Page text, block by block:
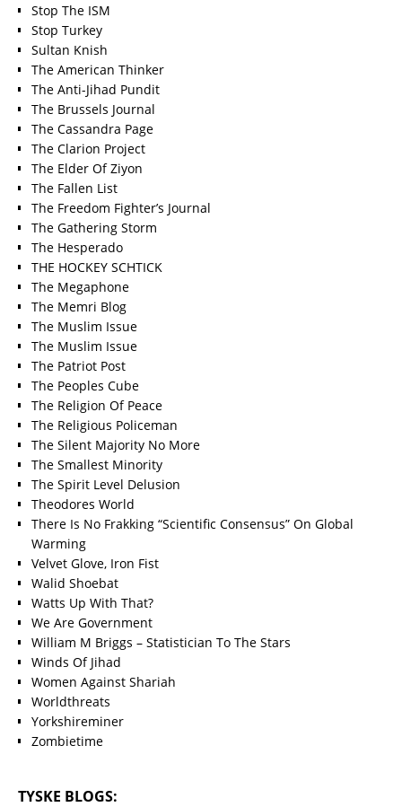
Stop The ISM
Stop Turkey
Sultan Knish
The American Thinker
The Anti-Jihad Pundit
The Brussels Journal
The Cassandra Page
The Clarion Project
The Elder Of Ziyon
The Fallen List
The Freedom Fighter’s Journal
The Gathering Storm
The Hesperado
THE HOCKEY SCHTICK
The Megaphone
The Memri Blog
The Muslim Issue
The Muslim Issue
The Patriot Post
The Peoples Cube
The Religion Of Peace
The Religious Policeman
The Silent Majority No More
The Smallest Minority
The Spirit Level Delusion
Theodores World
There Is No Frakking “Scientific Consensus” On Global
Warming
Velvet Glove, Iron Fist
Walid Shoebat
Watts Up With That?
We Are Government
William M Briggs – Statistician To The Stars
Winds Of Jihad
Women Against Shariah
Worldthreats
Yorkshireminer
Zombietime
TYSKE BLOGS: